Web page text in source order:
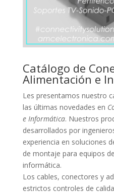
Catálogo de
Alimentación e
Les presentamos nuestro
las últimas novedades en
e Informática. Nuestros
desarrollados por
experiencia en soluciones
de montaje para equipos
informática.
Los cables, conectores y
estrictos controles de